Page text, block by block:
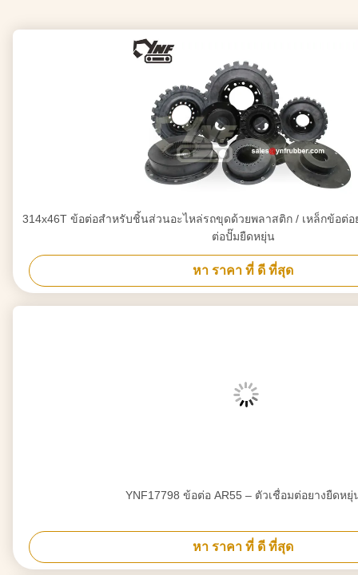
314x46T ข้อต่อสำหรับชิ้นส่วนอะไหล่รถขุดด้วยพลาสติก / เหล็กข้อต่
ต่อปั๊มยืดหยุ่น
หา ราคา ที่ ดี ที่สุด
YNF17798 ข้อต่อ AR55 – ตัวเชื่อมต่อยางยืดหยุ่
หา ราคา ที่ ดี ที่สุด